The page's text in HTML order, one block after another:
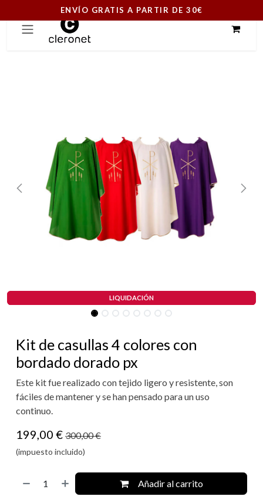
Ir al contenido
LIQUIDACIÓN
LIQUIDACIÓN
Kit de casullas 4 colores con
bordado dorado px
Este kit fue realizado con tejido ligero y resistente, son
fáciles de mantener y se han pensado para un uso
continuo.
199,00 € 300,00€
(impuesto incluido)
Añadir al carrito
ENVÍO GRATIS A PARTIR DE 30€